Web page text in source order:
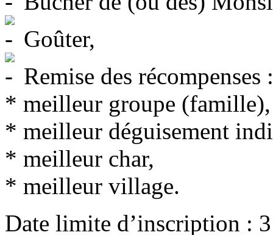
Goûter,
Remise des récompenses :
* meilleur groupe (famille),
* meilleur déguisement
* meilleur char,
* meilleur village.
Date limite d’inscription :